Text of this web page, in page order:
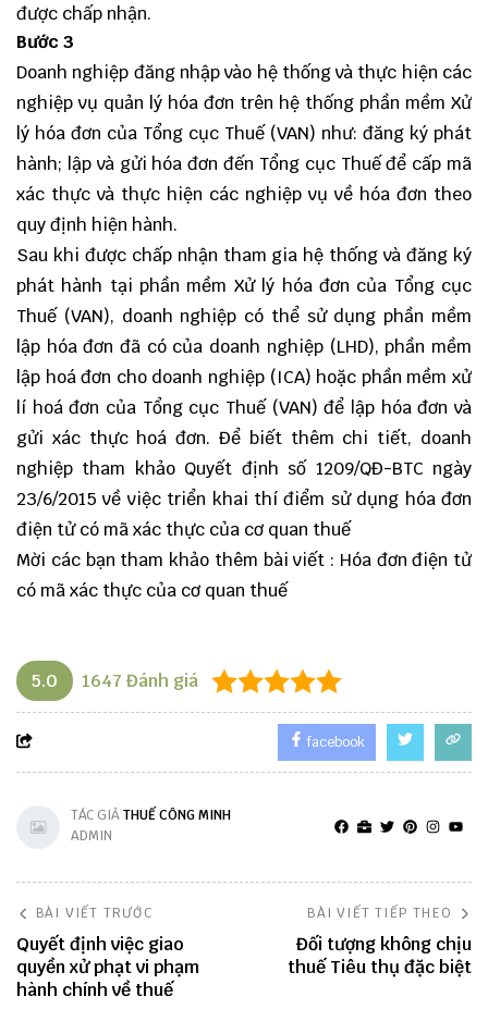
được chấp nhận.
Bước 3
Doanh nghiệp đăng nhập vào hệ thống và thực hiện các
nghiệp vụ quản lý hóa đơn trên hệ thống phần mềm Xử
lý hóa đơn của Tổng cục Thuế (VAN) như: đăng ký phát
hành; lập và gửi hóa đơn đến Tổng cục Thuế để cấp mã
xác thực và thực hiện các nghiệp vụ về hóa đơn theo
quy định hiện hành.
Sau khi được chấp nhận tham gia hệ thống và đăng ký
phát hành tại phần mềm Xử lý hóa đơn của Tổng cục
Thuế (VAN), doanh nghiệp có thể sử dụng phần mềm
lập hóa đơn đã có của doanh nghiệp (LHD), phần mềm
lập hoá đơn cho doanh nghiệp (ICA) hoặc phần mềm xử
lí hoá đơn của Tổng cục Thuế (VAN) để lập hóa đơn và
gửi xác thực hoá đơn. Để biết thêm chi tiết, doanh
nghiệp tham khảo Quyết định số 1209/QĐ-BTC ngày
23/6/2015 về việc triển khai thí điểm sử dụng hóa đơn
điện tử có mã xác thực của cơ quan thuế
Mời các bạn tham khảo thêm bài viết : Hóa đơn điện tử
có mã xác thực của cơ quan thuế
5.0 1647 Đánh giá
facebook
TÁC GIẢTHUẾ CÔNG MINH
ADMIN
BÀI VIẾT TRƯỚC
Quyết định việc giao
quyền xử phạt vi phạm
hành chính về thuế
BÀI VIẾT TIẾP THEO
Đối tượng không chịu
thuế Tiêu thụ đặc biệt